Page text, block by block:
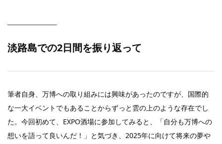
淡路島での2日間を振り返って
筆者自身、万博への取り組みには興味があったのですが、国際的
な一大イベントでもあることからずっと雲の上のような存在でし
た。今回初めて、EXPO酒場に参加してみると、「自分も万博への
想いを語って良いんだ！」と気づき、2025年に向けて将来の夢や